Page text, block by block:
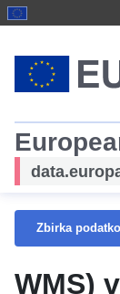
Zbirka
WMS)